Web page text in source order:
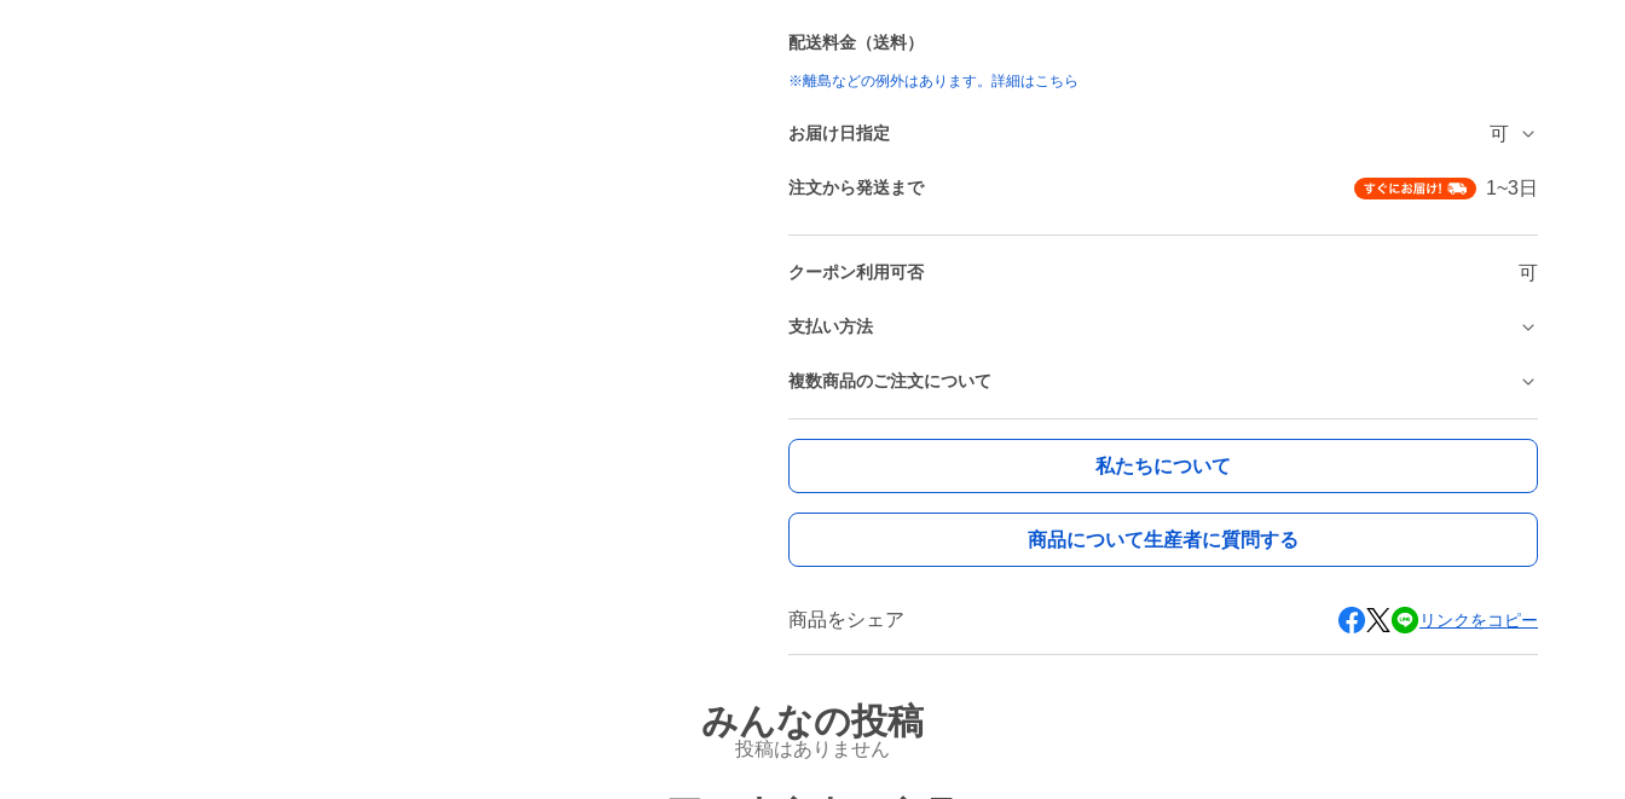
配送料金（送料）
※離島などの例外はあります。詳細はこちら
お届け日指定 可
注文から発送まで 1~3日
クーポン利用可否 可
支払い方法
複数商品のご注文について
私たちについて
商品について生産者に質問する
商品をシェア リンクをコピー
みんなの投稿
投稿はありません